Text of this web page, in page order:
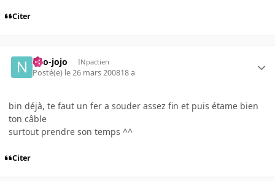
Citer
neo-jojo INpactien
Posté(e) le 26 mars 200818 a
bin déjà, te faut un fer a souder assez fin et puis étame bien
ton câble
surtout prendre son temps ^^
Citer